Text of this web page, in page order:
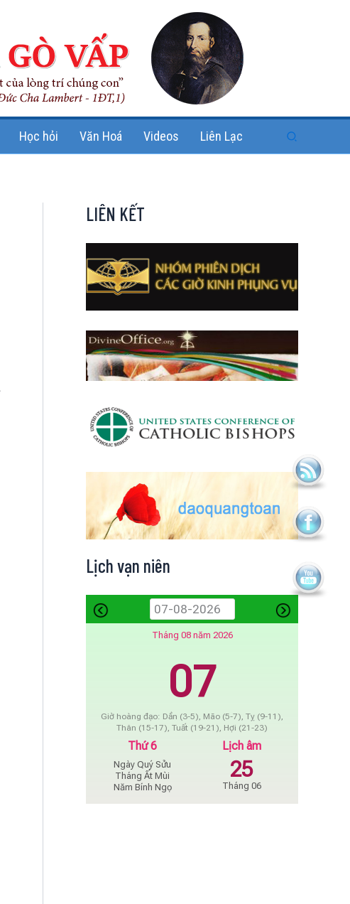
Học hỏi Văn Hoá Videos Liên Lạc Search
LIÊN KẾT
Lịch vạn niên
Tháng 08 năm 2026
07
Giờ hoàng đạo: Dần (3-5), Mão (5-7), Tỵ (9-11),
Thân (15-17), Tuất (19-21), Hợi (21-23)
Thứ 6
Ngày Quý Sửu
Tháng Ất Mùi
Năm Bính Ngọ
Lịch âm
25
Tháng 06